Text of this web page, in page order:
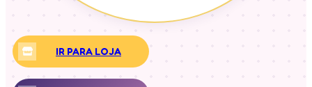
IR PARA LOJA